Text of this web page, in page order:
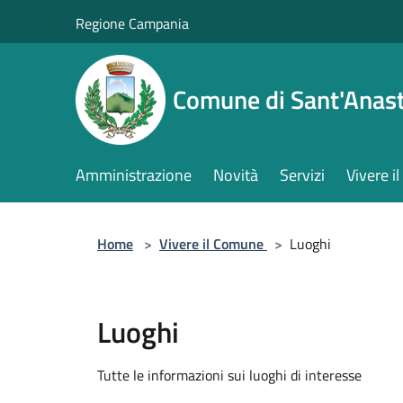
Regione Campania
Comune di
Amministrazione Novità Servizi Vivere
Home > Vivere il Comune > Luoghi
Luoghi
Tutte le informazioni sui luoghi di interesse